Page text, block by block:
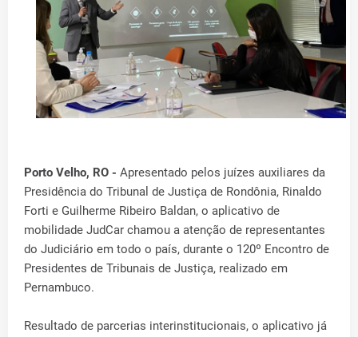
Porto Velho, RO - Apresentado pelos juízes auxiliares da
Presidência do Tribunal de Justiça de Rondônia, Rinaldo
Forti e Guilherme Ribeiro Baldan, o aplicativo de
mobilidade JudCar chamou a atenção de representantes
do Judiciário em todo o país, durante o 120º Encontro de
Presidentes de Tribunais de Justiça, realizado em
Pernambuco.
Resultado de parcerias interinstitucionais, o aplicativo já